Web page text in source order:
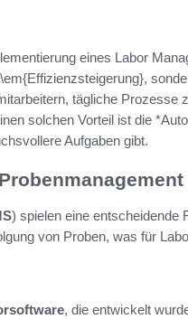
eines Labor
tägliche Prozesse
solchen Vorteil ist die
Aufgaben gibt.
) spielen eine entscheidende
von Proben, was für
, die entwickelt